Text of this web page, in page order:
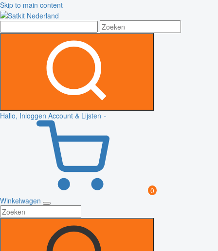
Skip to main content
Hallo, Inloggen Account & Lijsten
0
Winkelwagen